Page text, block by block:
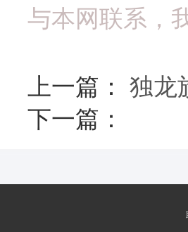
与本网联系，
上一篇： 独龙
下一篇：